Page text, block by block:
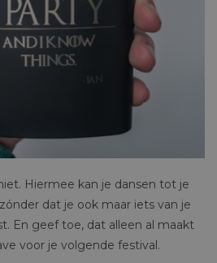
Hiermee kan je dansen tot je
dat je ook maar iets van je
En geef toe, dat alleen al maakt
voor je volgende festival.